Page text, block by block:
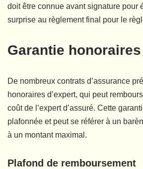
doit être connue avant signature pour
surprise au règlement final pour le
Garantie honoraires
De nombreux contrats d’assurance
honoraires d’expert, qui peut
coût de l’expert d’assuré. Cette
plafonnée et peut se référer à un
à un montant maximal.
Plafond de remboursement